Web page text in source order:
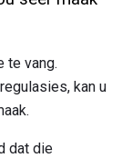
te vang.
kan u
dat die